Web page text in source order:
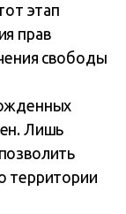
этап
прав
свободы
Лишь
территории